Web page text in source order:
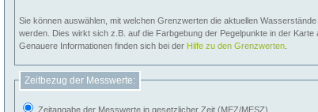
Sie können auswählen, mit welchen Grenzwerten die aktuellen
werden. Dies wirkt sich z.B. auf die Farbgebung der Pegelpunkte in der Karte
Genauere Informationen finden sich bei der Hilfe zu den Grenzwerten
Zeitbezug der Messwerte:
Zeitangabe der Messwerte in gesetzlicher Zeit (MEZ/MESZ)